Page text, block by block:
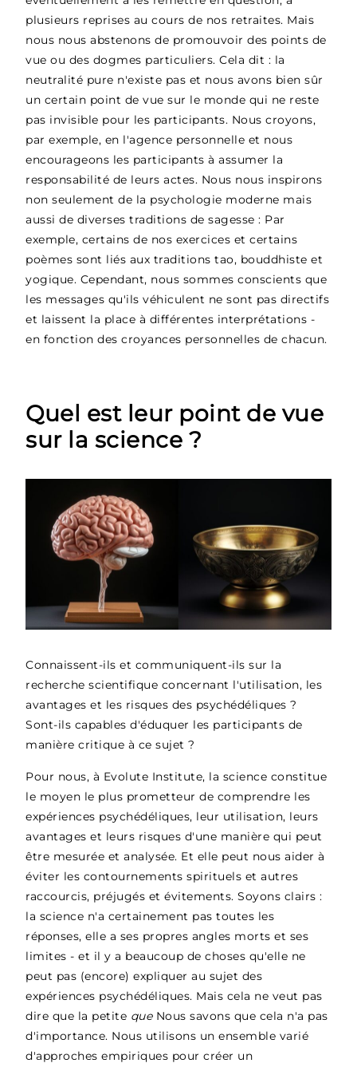
plusieurs reprises au cours de nos retraites. Mais
nous nous abstenons de promouvoir des points de
vue ou des dogmes particuliers. Cela dit : la
neutralité pure n'existe pas et nous avons bien sûr
un certain point de vue sur le monde qui ne reste
pas invisible pour les participants. Nous croyons,
par exemple, en l'agence personnelle et nous
encourageons les participants à assumer la
responsabilité de leurs actes. Nous nous inspirons
non seulement de la psychologie moderne mais
aussi de diverses traditions de sagesse : Par
exemple, certains de nos exercices et certains
poèmes sont liés aux traditions tao, bouddhiste et
yogique. Cependant, nous sommes conscients que
les messages qu'ils véhiculent ne sont pas directifs
et laissent la place à différentes interprétations -
en fonction des croyances personnelles de chacun.
Quel est leur point de vue
sur la science ?
Connaissent-ils et communiquent-ils sur la
recherche scientifique concernant l'utilisation, les
avantages et les risques des psychédéliques ?
Sont-ils capables d'éduquer les participants de
manière critique à ce sujet ?
Pour nous, à Evolute Institute, la science constitue
le moyen le plus prometteur de comprendre les
expériences psychédéliques, leur utilisation, leurs
avantages et leurs risques d'une manière qui peut
être mesurée et analysée. Et elle peut nous aider à
éviter les contournements spirituels et autres
raccourcis, préjugés et évitements. Soyons clairs :
la science n'a certainement pas toutes les
réponses, elle a ses propres angles morts et ses
limites - et il y a beaucoup de choses qu'elle ne
peut pas (encore) expliquer au sujet des
expériences psychédéliques. Mais cela ne veut pas
dire que la petite queNous savons que cela n'a pas
d'importance. Nous utilisons un ensemble varié
d'approches empiriques pour créer un